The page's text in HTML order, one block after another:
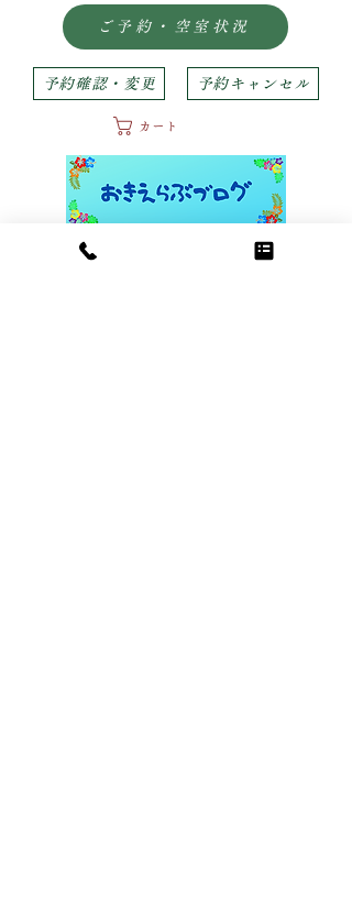
ご予約・空室状況
予約確認・変更 予約キャンセル
カート